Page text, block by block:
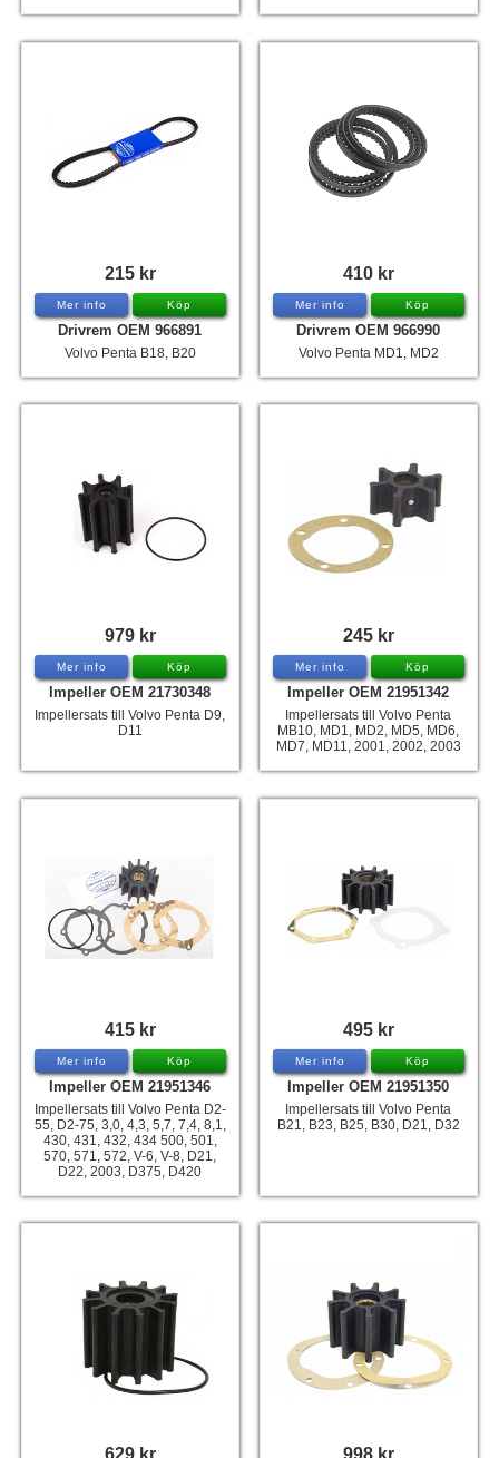
215 kr
Mer info Köp
Drivrem OEM 966891
Volvo Penta B18, B20
410 kr
Mer info Köp
Drivrem OEM 966990
Volvo Penta MD1, MD2
979 kr
Mer info Köp
Impeller OEM 21730348
Impellersats till Volvo Penta D9,
D11
245 kr
Mer info Köp
Impeller OEM 21951342
Impellersats till Volvo Penta
MB10, MD1, MD2, MD5, MD6,
MD7, MD11, 2001, 2002, 2003
415 kr
Mer info Köp
Impeller OEM 21951346
Impellersats till Volvo Penta D2-
55, D2-75, 3,0, 4,3, 5,7, 7,4, 8,1,
430, 431, 432, 434 500, 501,
570, 571, 572, V-6, V-8, D21,
D22, 2003, D375, D420
495 kr
Mer info Köp
Impeller OEM 21951350
Impellersats till Volvo Penta
B21, B23, B25, B30, D21, D32
629 kr 998 kr